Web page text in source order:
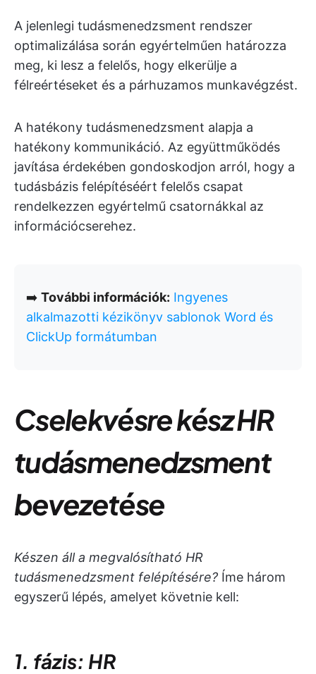
A jelenlegi tudásmenedzsment rendszer
optimalizálása során egyértelműen határozza
meg, ki lesz a felelős, hogy elkerülje a
félreértéseket és a párhuzamos munkavégzést.
A hatékony tudásmenedzsment alapja a
hatékony kommunikáció. Az együttműködés
javítása érdekében gondoskodjon arról, hogy a
tudásbázis felépítéséért felelős csapat
rendelkezzen egyértelmű csatornákkal az
információcserehez.
➡️ További információk: Ingyenes
alkalmazotti kézikönyv sablonok Word és
ClickUp formátumban
Cselekvésre kész HR
tudásmenedzsment
bevezetése
Készen áll a megvalósítható HR
tudásmenedzsment felépítésére? Íme három
egyszerű lépés, amelyet követnie kell:
1. fázis: HR